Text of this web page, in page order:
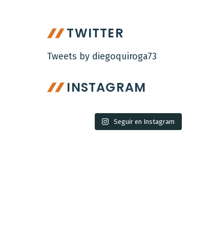
TWITTER
Tweets by diegoquiroga73
INSTAGRAM
Seguir en Instagram